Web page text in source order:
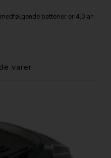
batterier er 4,0 ah
varer